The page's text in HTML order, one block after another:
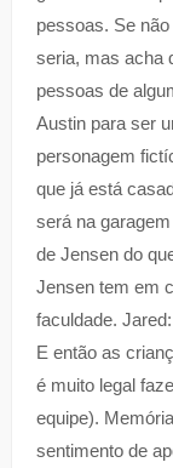
pessoas. Se
seria, mas acha
pessoas de
Austin para ser
personagem
que já está
será na
de Jensen do
Jensen tem em
faculdade.
E então as
é muito legal
equipe).
sentimento de